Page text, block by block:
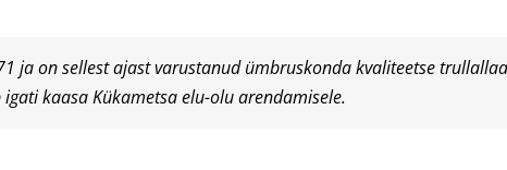
ja on sellest ajast varustanud ümbruskonda kvaliteetse
kaasa Kükametsa elu-olu arendamisele.